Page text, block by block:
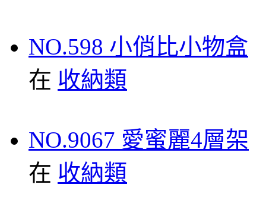
NO.598 小俏比小物盒
在 收納類
NO.9067 愛蜜麗4層架
在 收納類